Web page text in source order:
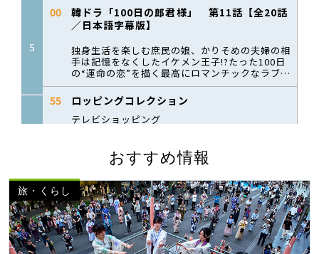
おすすめ情報
旅・くらし